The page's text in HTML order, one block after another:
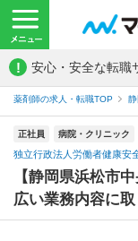
! 安心・安全な転職
薬剤師の求人・転職TOP
正社員 病院・クリニック
独立行政法人労働者健康
【静岡県浜松市
広い業務内容に